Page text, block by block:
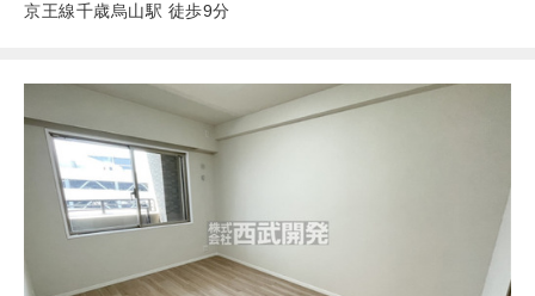
京王線千歳烏山駅 徒歩9分